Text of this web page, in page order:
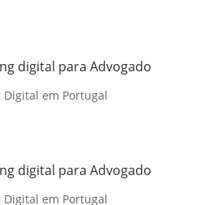
digital para Advogado
em Portugal
digital para Advogado
em Portugal